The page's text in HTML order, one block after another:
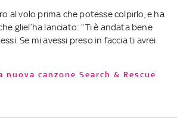
al volo prima che potesse colpirlo, e ha
gliel’ha lanciato: “Ti è andata bene
Se mi avessi preso in faccia ti avrei
nuova canzone Search & Rescue